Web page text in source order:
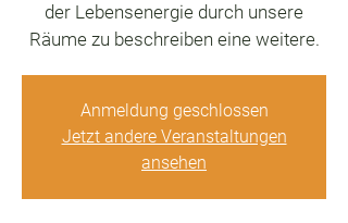
der Lebensenergie durch unsere
Räume zu beschreiben eine weitere.
Anmeldung geschlossen
Jetzt andere Veranstaltungen
ansehen